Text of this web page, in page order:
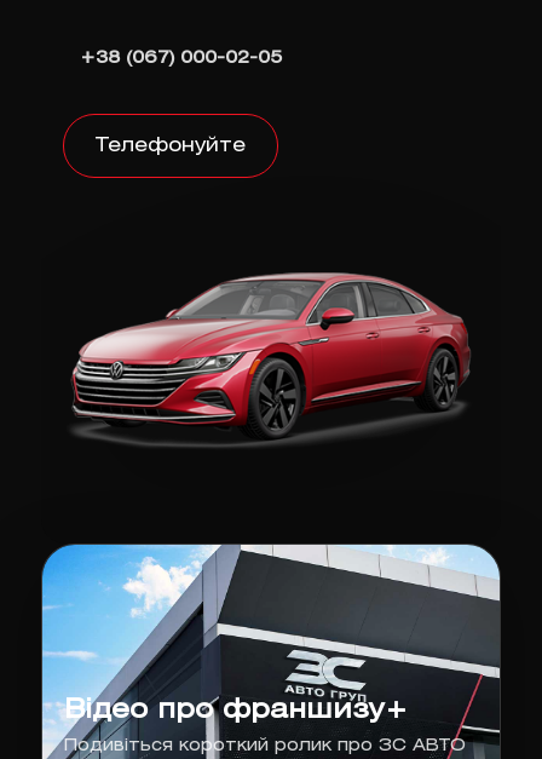
+38 (067) 000-02-05
Телефонуйте
Відео про франшизу+
Подивіться короткий ролик про ЗС АВТО